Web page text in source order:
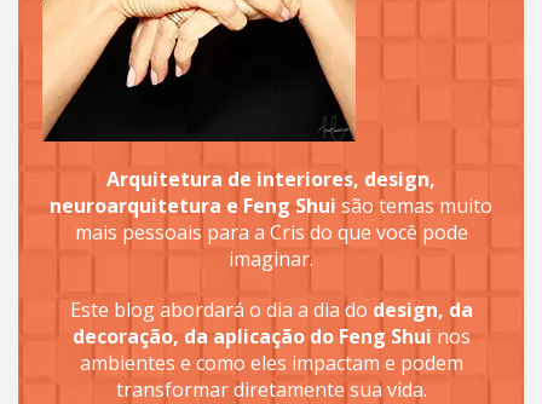
Arquitetura de interiores, design,
neuroarquitetura e Feng Shui são temas muito
mais pessoais para a Cris do que você pode
imaginar.
Este blog abordará o dia a dia do design, da
decoração, da aplicação do Feng Shui nos
ambientes e como eles impactam e podem
transformar diretamente sua vida.